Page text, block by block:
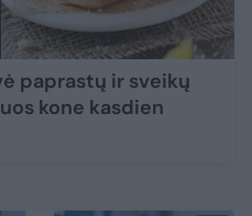
paprastų ir sveikų
kone kasdien